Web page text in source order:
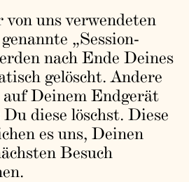
uns verwendeten
„Session-
nach Ende Deines
gelöscht. Andere
auf Deinem Endgerät
diese löschst. Diese
es uns, Deinen
Besuch